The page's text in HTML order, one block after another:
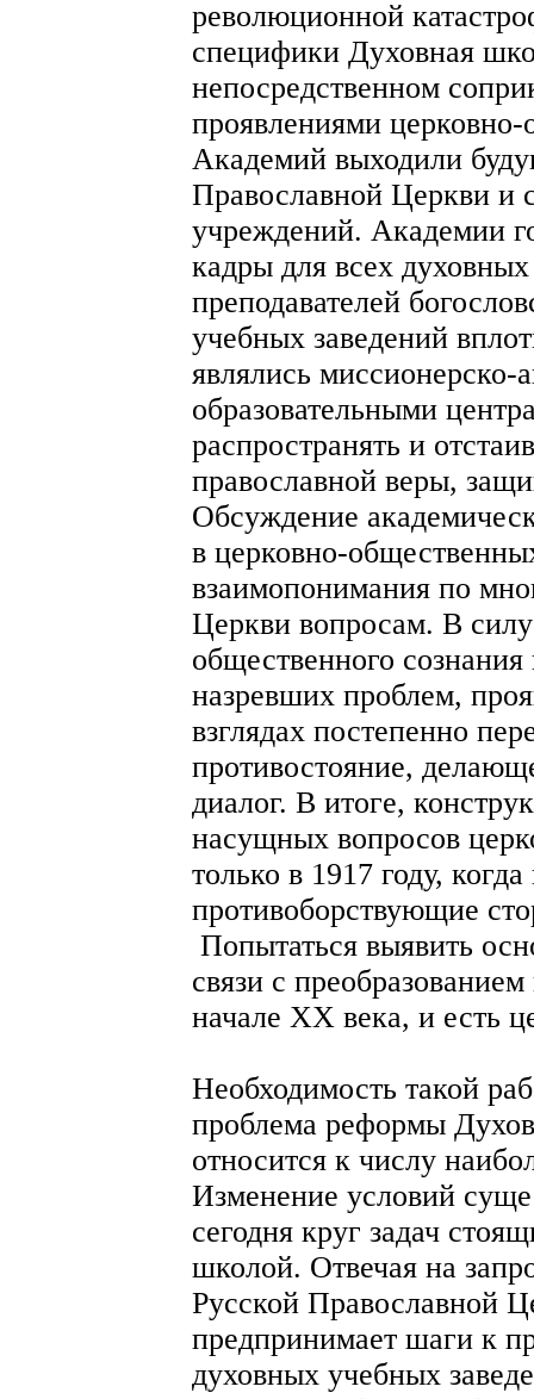
революционной
специфики Духовная
непосредственном
проявлениями
Академий выходили
Православной Церкви и
учреждений. Академии
кадры для всех
преподавателей
учебных заведений
являлись миссионерско-
образовательными
распространять и
православной веры,
Обсуждение
в церковно-
взаимопонимания по
Церкви вопросам. В
общественного
назревших проблем,
взглядах постепенно
противостояние,
диалог. В итоге,
насущных вопросов
только в 1917 году,
противоборствующие
Попытаться выявить
связи с
начале ХХ века, и есть
Необходимость такой
проблема реформы
относится к числу
Изменение условий
сегодня круг задач
школой. Отвечая на
Русской Православной
предпринимает шаги к
духовных учебных